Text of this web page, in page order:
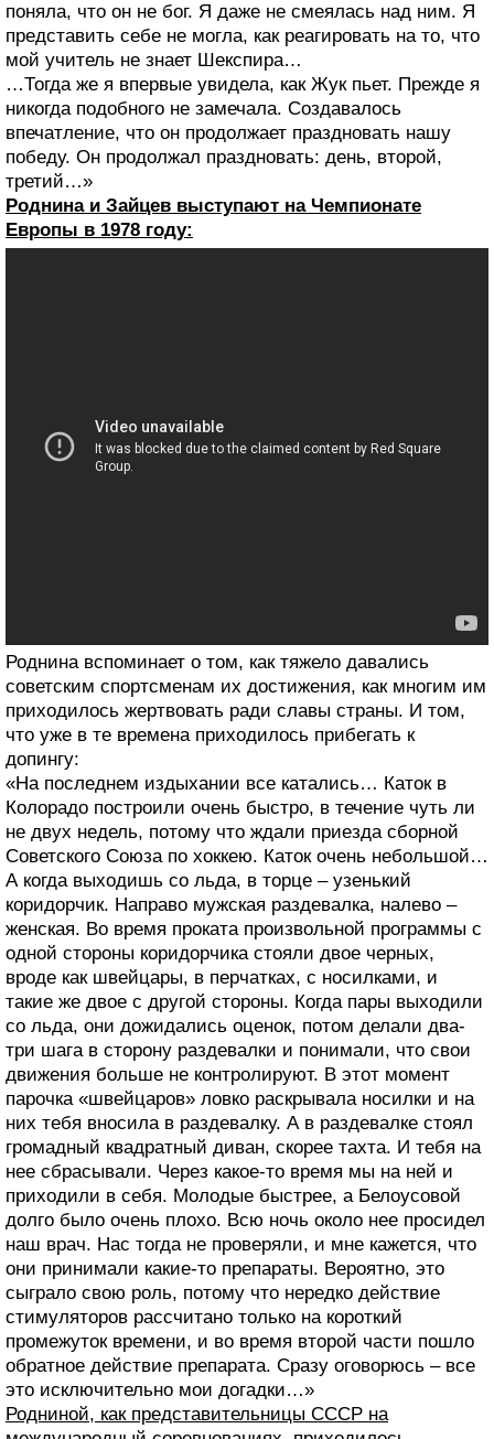
поняла, что он не бог. Я даже не смеялась над ним. Я
представить себе не могла, как реагировать на то, что
мой учитель не знает Шекспира…
…Тогда же я впервые увидела, как Жук пьет. Прежде я
никогда подобного не замечала. Создавалось
впечатление, что он продолжает праздновать нашу
победу. Он продолжал праздновать: день, второй,
третий…»
Роднина и Зайцев выступают на Чемпионате
Европы в 1978 году:
Роднина вспоминает о том, как тяжело давались
советским спортсменам их достижения, как многим им
приходилось жертвовать ради славы страны. И том,
что уже в те времена приходилось прибегать к
допингу:
«На последнем издыхании все катались… Каток в
Колорадо построили очень быстро, в течение чуть ли
не двух недель, потому что ждали приезда сборной
Советского Союза по хоккею. Каток очень небольшой…
А когда выходишь со льда, в торце – узенький
коридорчик. Направо мужская раздевалка, налево –
женская. Во время проката произвольной программы с
одной стороны коридорчика стояли двое черных,
вроде как швейцары, в перчатках, с носилками, и
такие же двое с другой стороны. Когда пары выходили
со льда, они дожидались оценок, потом делали два-
три шага в сторону раздевалки и понимали, что свои
движения больше не контролируют. В этот момент
парочка «швейцаров» ловко раскрывала носилки и на
них тебя вносила в раздевалку. А в раздевалке стоял
громадный квадратный диван, скорее тахта. И тебя на
нее сбрасывали. Через какое-то время мы на ней и
приходили в себя. Молодые быстрее, а Белоусовой
долго было очень плохо. Всю ночь около нее просидел
наш врач. Нас тогда не проверяли, и мне кажется, что
они принимали какие-то препараты. Вероятно, это
сыграло свою роль, потому что нередко действие
стимуляторов рассчитано только на короткий
промежуток времени, и во время второй части пошло
обратное действие препарата. Сразу оговорюсь – все
это исключительно мои догадки…»
Родниной, как представительницы СССР на